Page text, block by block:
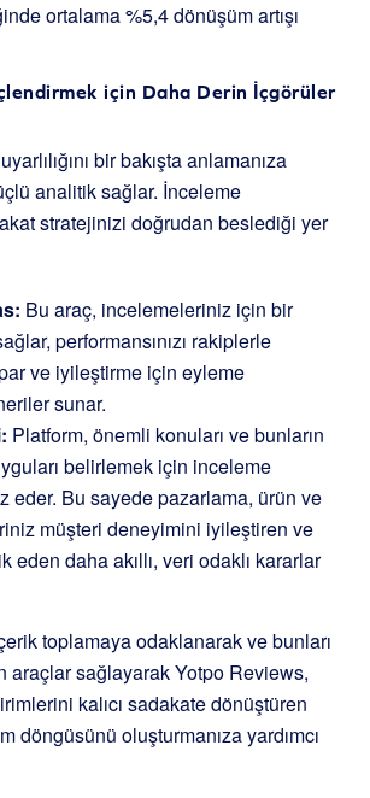
ortalama %5,4 dönüşüm artışı
için Daha Derin İçgörüler
bir bakışta anlamanıza
analitik sağlar. İnceleme
stratejinizi doğrudan beslediği yer
Bu araç, incelemeleriniz için bir
performansınızı rakiplerle
ve iyileştirme için eyleme
sunar.
Platform, önemli konuları ve bunların
belirlemek için inceleme
eder. Bu sayede pazarlama, ürün ve
müşteri deneyimini iyileştiren ve
eden daha akıllı, veri odaklı kararlar
toplamaya odaklanarak ve bunları
araçlar sağlayarak Yotpo Reviews,
kalıcı sadakate dönüştüren
döngüsünü oluşturmanıza yardımcı